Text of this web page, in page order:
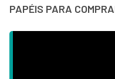
PAPÉIS PARA